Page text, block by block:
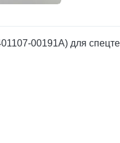
00191A) для